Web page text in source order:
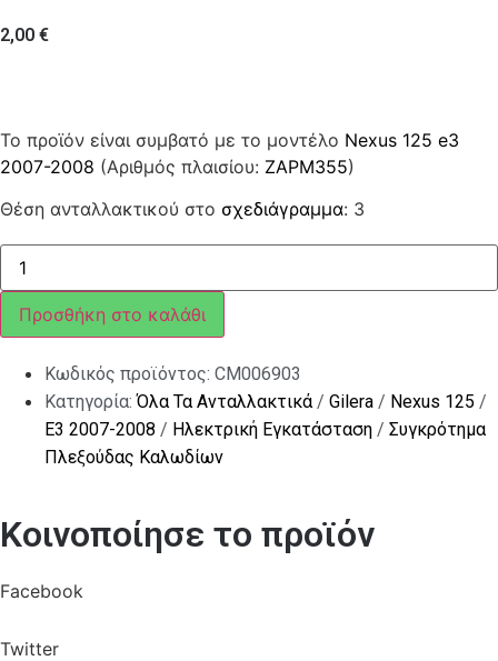
2,00 €
Το προϊόν είναι συμβατό με το μοντέλο Nexus 125 e3
2007-2008 (Αριθμός πλαισίου: ZAPM355)
Θέση ανταλλακτικού στο σχεδιάγραμμα: 3
Molletta
ritegno
tubi/cavi
ποσότητα
Προσθήκη στο καλάθι
Κωδικός προϊόντος: CM006903
Κατηγορία:Όλα Τα Ανταλλακτικά/ Gilera / Nexus 125 /
E3 2007-2008 / Ηλεκτρική Εγκατάσταση / Συγκρότημα
Πλεξούδας Καλωδίων
Κοινοποίησε το προϊόν
Facebook
Twitter